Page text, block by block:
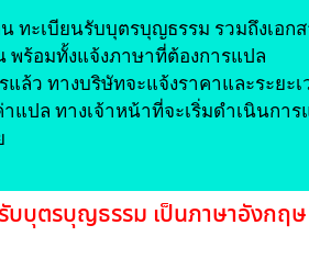
ทะเบียนรับบุตรบุญธรรม รวมถึงเอก
พร้อมทั้งแจ้งภาษาที่ต้องการแปล
แล้ว ทางบริษัทจะแจ้งราคาและระยะ
แปล ทางเจ้าหน้าที่จะเริ่มดำเนินกา
บบุตรบุญธรรม เป็นภาษาอังกฤ